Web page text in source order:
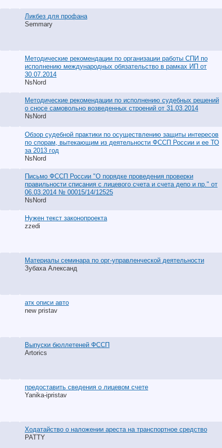
Ликбез для профана
Semmary
Методические рекомендации по организации работы СПИ по
исполнению международных обязательство в рамках ИП от
30.07.2014
NsNord
Методические рекомендации по исполнению судебных решений
о сносе самовольно возведенных строений от 31.03.2014
NsNord
Обзор судебной практики по осуществлению защиты интересов
по спорам, вытекающим из деятельности ФССП России и ее ТО
за 2013 год
NsNord
Письмо ФССП России "О порядке проведения проверки
правильности списания с лицевого счета и счета депо и пр." от
06.03.2014 № 00015/14/12525
NsNord
Нужен текст законопроекта
zzedi
Материалы семинара по орг-управленческой деятельности
Зубаха Александ
атк описи авто
new pristav
Выпуски бюллетеней ФССП
Artorics
предоставить сведения о лицевом счете
Yanika-ipristav
Ходатайство о наложении ареста на транспортное средство
PATTY